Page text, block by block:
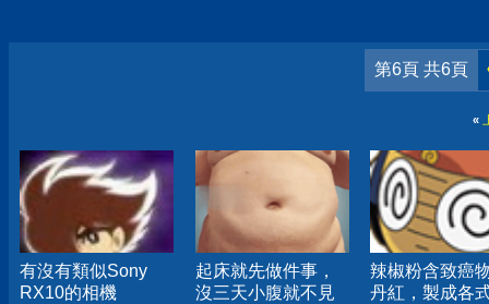
第6頁 共6頁
«
有沒有類似Sony
RX10的相機
起床就先做件事，
沒三天小腹就不見
辣椒粉含致癌
丹紅，製成各